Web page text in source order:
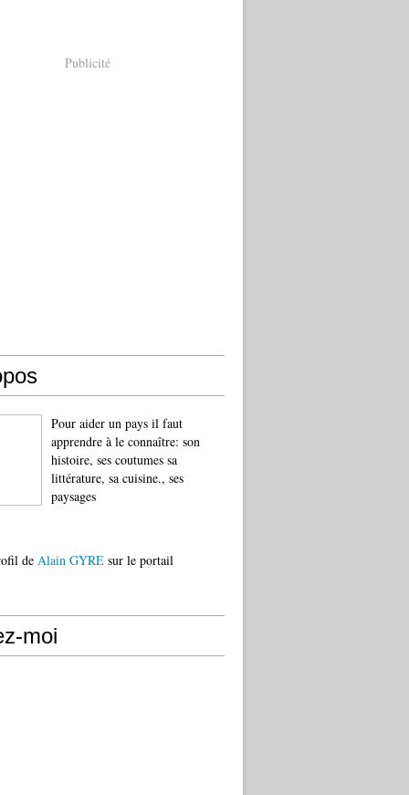
Publicité
Pour aider un pays il faut
apprendre à le connaître: son
histoire, ses coutumes sa
littérature, sa cuisine., ses
paysages
de Alain GYRE sur le portail
moi